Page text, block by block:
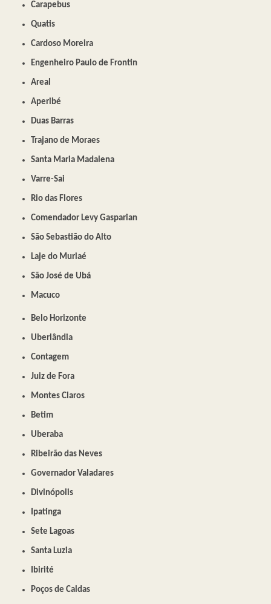
Carapebus
Quatis
Cardoso Moreira
Engenheiro Paulo de Frontin
Areal
Aperibé
Duas Barras
Trajano de Moraes
Santa Maria Madalena
Varre-Sai
Rio das Flores
Comendador Levy Gasparian
São Sebastião do Alto
Laje do Muriaé
São José de Ubá
Macuco
Belo Horizonte
Uberlândia
Contagem
Juiz de Fora
Montes Claros
Betim
Uberaba
Ribeirão das Neves
Governador Valadares
Divinópolis
Ipatinga
Sete Lagoas
Santa Luzia
Ibirité
Poços de Caldas